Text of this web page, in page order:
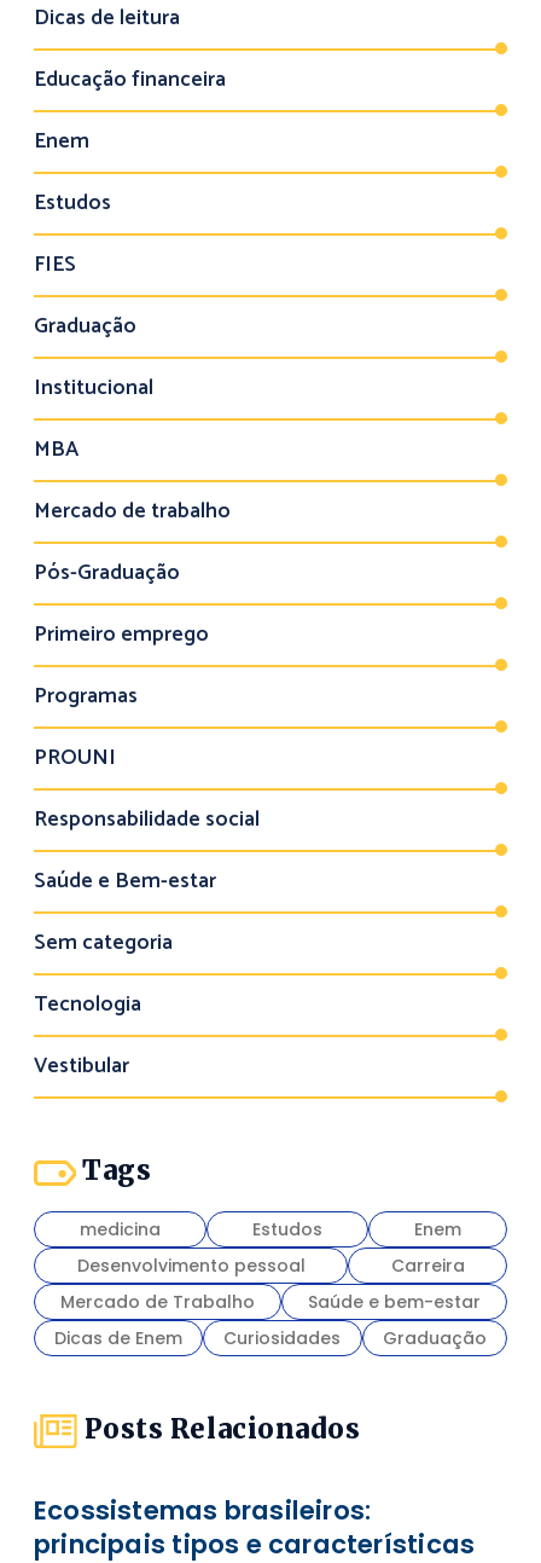
Dicas de leitura
Educação financeira
Enem
Estudos
FIES
Graduação
Institucional
MBA
Mercado de trabalho
Pós-Graduação
Primeiro emprego
Programas
PROUNI
Responsabilidade social
Saúde e Bem-estar
Sem categoria
Tecnologia
Vestibular
Tags
medicina Estudos
Enem
Desenvolvimento pessoal
Carreira
Mercado de Trabalho
Saúde e bem-estar
Dicas de Enem
Curiosidades Graduação
Posts Relacionados
Ecossistemas brasileiros:
principais tipos e características